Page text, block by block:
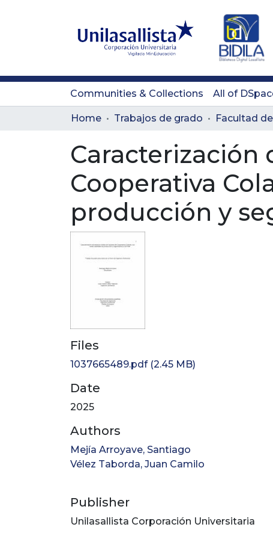
Communities & Collections All of
Home Trabajos de grado Facultad
Caracterización
Cooperativa
producción y
Files
1037665489.pdf(2.45 MB)
Date
2025
Authors
Mejía Arroyave, Santiago
Vélez Taborda, Juan Camilo
Publisher
Unilasallista Corporación Universitaria